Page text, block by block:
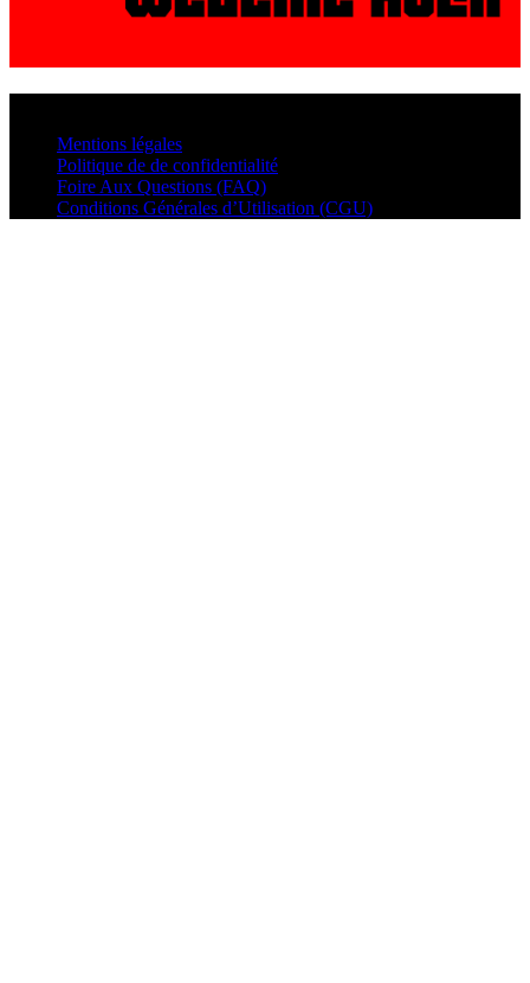
Mentions légales
Politique de de confidentialité
Foire Aux Questions (FAQ)
Conditions Générales d’Utilisation (CGU)